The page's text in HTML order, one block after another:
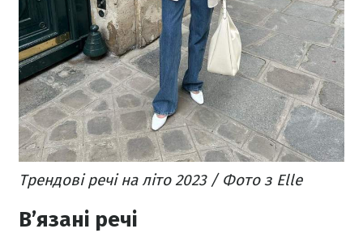
Трендові речі на літо 2023 / Фото з Elle
В’язані речі